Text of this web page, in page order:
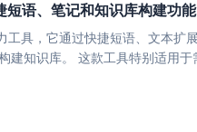
语、笔记和知识库构建功能
工具，它通过快捷短语、文本扩
繁输入相同内容、需要整